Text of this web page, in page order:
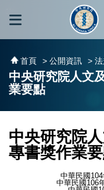
跳到主要內容區塊
首頁 > 公開資訊 >
中央研究院人文
業要點
中央研究院
專書獎作業
中華民國
中華民國106